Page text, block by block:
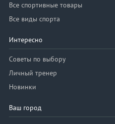
Все спортивные товары
Все виды спорта
Интересно
Советы по выбору
Личный тренер
Новинки
Ваш город